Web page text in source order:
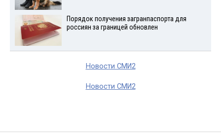
Порядок получения загранпаспорта для
россиян за границей обновлен
Новости СМИ2
Новости СМИ2